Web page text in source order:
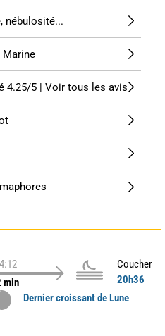
nébulosité...
Marine
4.25/5 | Voir tous les avis
min
Coucher
20h36
Dernier croissant de Lune